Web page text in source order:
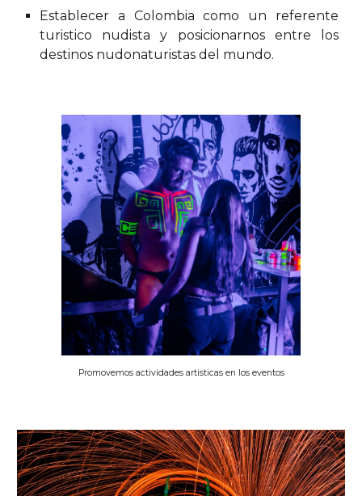
Establecer a Colombia como un referente
turistico nudista y posicionarnos entre los
destinos nudonaturistas del mundo.
Promovemos actividades artisticas en los eventos